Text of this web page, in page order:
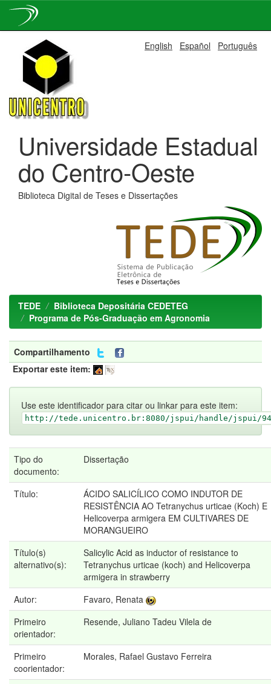
navigation
English Español Português
Universidade Estadual
do Centro-Oeste
Biblioteca Digital de Teses e Dissertações
TEDE
Biblioteca Depositária CEDETEG
Programa de Pós-Graduação em Agronomia
Compartilhamento
Exportar este item:
Use este identificador para citar ou linkar para este item:
http://tede.unicentro.br:8080/jspui/handle/jspui/
Tipo do
documento:
Dissertação
Título:
ÁCIDO SALICÍLICO COMO INDUTOR DE
RESISTÊNCIA AO Tetranychus urticae (Koch) E
Helicoverpa armigera EM CULTIVARES DE
MORANGUEIRO
Título(s)
alternativo(s):
Salicylic Acid as inductor of resistance to
Tetranychus urticae (koch) and Helicoverpa
armigera in strawberry
Autor:
Favaro, Renata
Primeiro
orientador:
Resende, Juliano Tadeu Vilela de
Primeiro
coorientador:
Morales, Rafael Gustavo Ferreira